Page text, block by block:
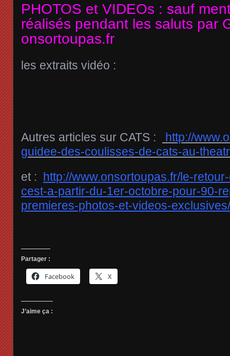
PHOTOS et VIDEOs : sauf
réalisés pendant les saluts par
onsortoupas.fr
les extraits vidéo :
Autres articles sur CATS :
http://
guidee-des-coulisses-de-cats-au-
et : http://www.onsortoupas.fr/le-
cest-a-partir-du-1er-octobre-pour-90-
premieres-photos-et-videos-exclusives/
Partager :
Facebook X
J’aime ça :